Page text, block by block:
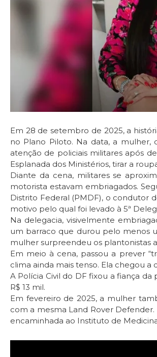
Em 28 de setembro de 2025, a
no Plano Piloto. Na data, a mulher,
atenção de policiais militares após
Esplanada dos Ministérios, tirar a
Diante da cena, militares se
motorista estavam embriagados.
Distrito Federal (PMDF), o condutor
motivo pelo qual foi levado à 5ª
Na delegacia, visivelmente
um barraco que durou pelo menos
mulher surpreendeu os plantonistas
Em meio à cena, passou a prever
clima ainda mais tenso. Ela chegou a
A Polícia Civil do DF fixou a fiança
R$ 13 mil.
Em fevereiro de 2025, a mulher
com a mesma Land Rover
encaminhada ao Instituto de